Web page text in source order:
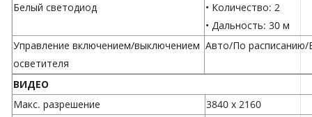
Белый светодиод
• Количество: 2
• Дальность: 30 м
Управление включением/выключением
осветителя
Авто/По расписанию/
ВИДЕО
Макс. разрешение
3840 х 2160